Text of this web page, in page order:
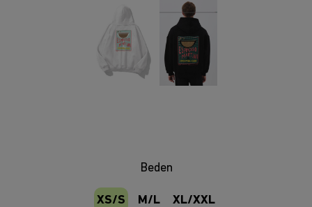
Beden
XS/S M/L XL/XXL